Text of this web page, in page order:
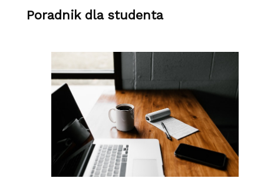
Poradnik dla studenta